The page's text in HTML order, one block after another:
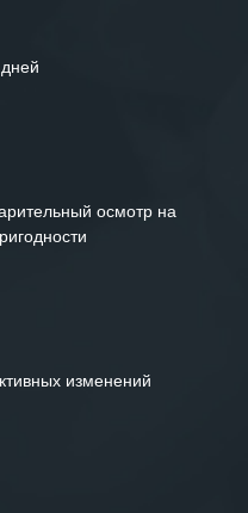
осмотр на
изменений